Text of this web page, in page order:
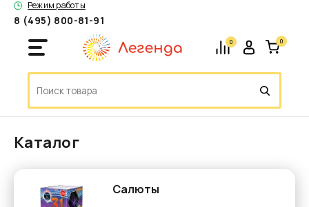
Режим работы
8 (495) 800-81-91
0 0
Каталог
Салюты